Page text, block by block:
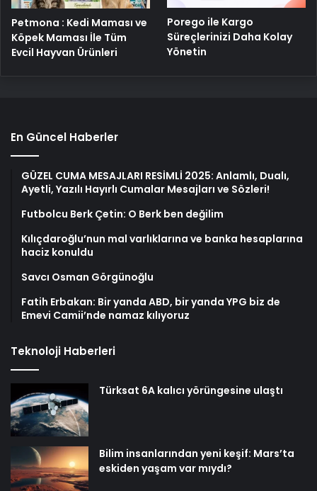
Petmona : Kedi Maması ve
Köpek Maması İle Tüm
Evcil Hayvan Ürünleri
Porego ile Kargo
Süreçlerinizi Daha Kolay
Yönetin
En Güncel Haberler
GÜZEL CUMA MESAJLARI RESİMLİ 2025: Anlamlı, Dualı,
Ayetli, Yazılı Hayırlı Cumalar Mesajları ve Sözleri!
Futbolcu Berk Çetin: O Berk ben değilim
Kılıçdaroğlu’nun mal varlıklarına ve banka hesaplarına
haciz konuldu
Savcı Osman Görgünoğlu
Fatih Erbakan: Bir yanda ABD, bir yanda YPG biz de
Emevi Camii’nde namaz kılıyoruz
Teknoloji Haberleri
Türksat 6A kalıcı yörüngesine ulaştı
Bilim insanlarından yeni keşif: Mars’ta
eskiden yaşam var mıydı?